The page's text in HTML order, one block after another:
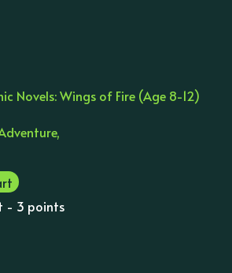
Novels: Wings of Fire (Age 8-12)
Cart
- 3 points